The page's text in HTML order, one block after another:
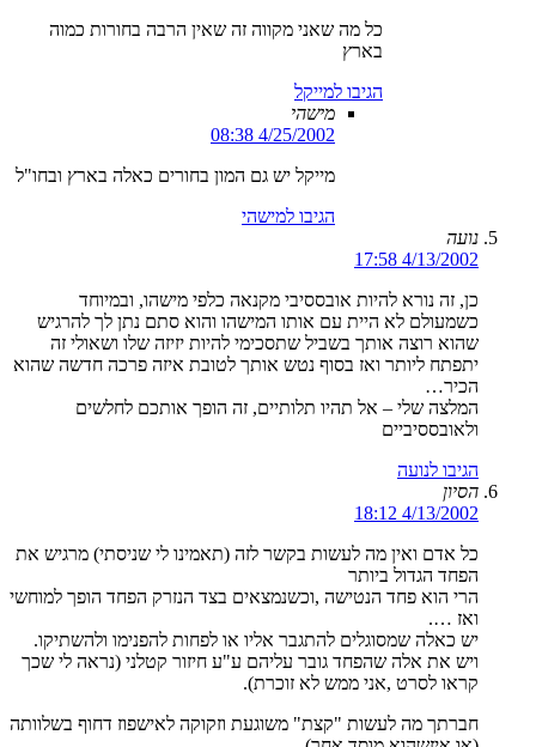
כל מה שאני מקווה זה שאין הרבה בחורות כמוה
בארץ
הגיבו למייקל
מישהי
4/25/2002 08:38
מייקל יש גם המון בחורים כאלה בארץ ובחו"ל
הגיבו למישהי
נועה
4/13/2002 17:58
כן, זה נורא להיות אובססיבי מקנאה כלפי מישהו, ובמיוחד
כשמעולם לא היית עם אותו המישהו והוא סתם נתן לך להרגיש
שהוא רוצה אותך בשביל שתסכימי להיות יזיזה שלו ושאולי זה
יתפתח ליותר ואז בסוף נטש אותך לטובת איזה פרכה חדשה שהוא
הכיר…
המלצה שלי – אל תהיו תלותיים, זה הופך אותכם לחלשים
ולאובססיביים
הגיבו לנועה
הסיון
4/13/2002 18:12
כל אדם ואין מה לעשות בקשר לזה (תאמינו לי שניסתי) מרגיש את
הפחד הגדול ביותר
הרי הוא פחד הנטישה ,וכשנמצאים בצד הנזרק הפחד הופך למוחשי
ואז ….
יש כאלה שמסוגלים להתגבר אליו או לפחות להפנימו ולהשתיקו.
ויש את אלה שהפחד גובר עליהם ע"ע חיזור קטלני (נראה לי שכך
קראו לסרט ,אני ממש לא זוכרת).
חברתך מה לעשות "קצת" משוגעת וזקוקה לאישפוז דחוף בשלוותה